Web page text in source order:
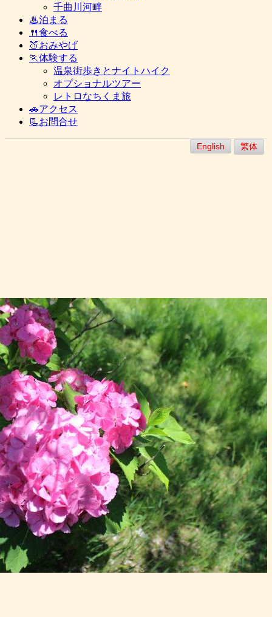
千曲川河畔
♨泊まる
🍴食べる
🍑おみやげ
🏃体験する
温泉街歩きとナイトハイク
オプショナルツアー
レトロなちくま旅
🚗アクセス
📃お問合せ
English 繁体